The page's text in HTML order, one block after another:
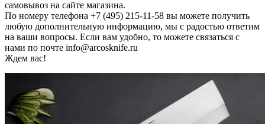
самовывоз на сайте магазина.
По номеру телефона +7 (495) 215-11-58 вы можете получить
любую дополнительную информацию, мы с радостью ответим
на ваши вопросы. Если вам удобно, то можете связаться с
нами по почте info@arcosknife.ru
Ждем вас!